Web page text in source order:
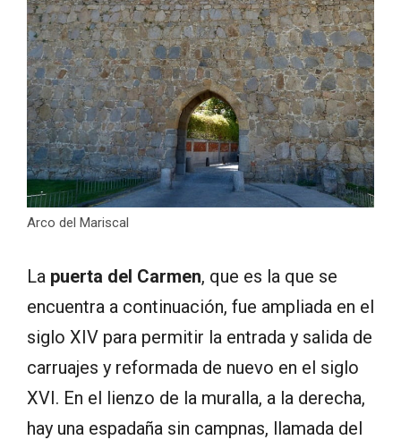
Arco del Mariscal
La puerta del Carmen, que es la que se
encuentra a continuación, fue ampliada en el
siglo XIV para permitir la entrada y salida de
carruajes y reformada de nuevo en el siglo
XVI. En el lienzo de la muralla, a la derecha,
hay una espadaña sin campnas, llamada del